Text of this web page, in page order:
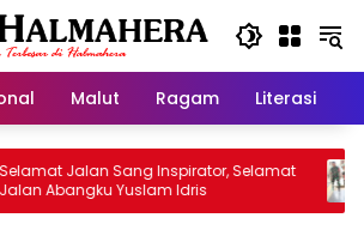
Malut Ragam Literasi
Jalan Sang Inspirator, Selamat
Yuslam Idris